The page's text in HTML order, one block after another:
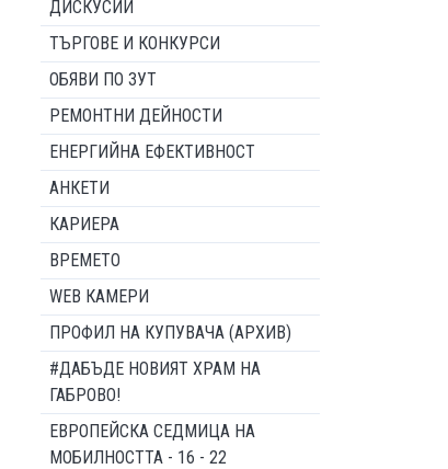
ДИСКУСИИ
ТЪРГОВЕ И КОНКУРСИ
ОБЯВИ ПО ЗУТ
РЕМОНТНИ ДЕЙНОСТИ
ЕНЕРГИЙНА ЕФЕКТИВНОСТ
АНКЕТИ
КАРИЕРА
ВРЕМЕТО
WEB КАМЕРИ
ПРОФИЛ НА КУПУВАЧА (АРХИВ)
#ДАБЪДЕ НОВИЯТ ХРАМ НА
ГАБРОВО!
ЕВРОПЕЙСКА СЕДМИЦА НА
МОБИЛНОСТТА - 16 - 22